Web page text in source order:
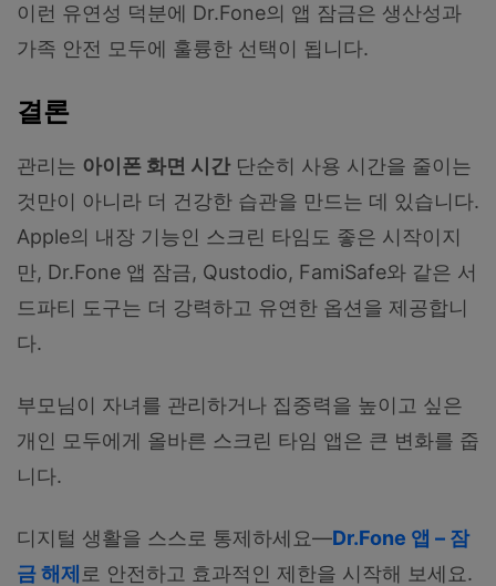
이런 유연성 덕분에 Dr.Fone의 앱 잠금은 생산성과
가족 안전 모두에 훌륭한 선택이 됩니다.
결론
관리는 아이폰 화면 시간단순히 사용 시간을 줄이는
것만이 아니라 더 건강한 습관을 만드는 데 있습니다.
Apple의 내장 기능인 스크린 타임도 좋은 시작이지
만, Dr.Fone 앱 잠금, Qustodio, FamiSafe와 같은 서
드파티 도구는 더 강력하고 유연한 옵션을 제공합니
다.
부모님이 자녀를 관리하거나 집중력을 높이고 싶은
개인 모두에게 올바른 스크린 타임 앱은 큰 변화를 줍
니다.
디지털 생활을 스스로 통제하세요—Dr.Fone 앱 – 잠
금 해제 로 안전하고 효과적인 제한을 시작해 보세요.